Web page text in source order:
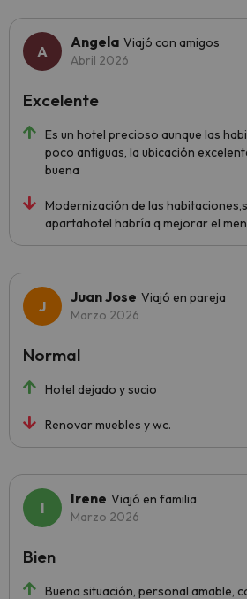
Angela Viajó con amigos
Abril 2026
Es un hotel precioso aunque las
poco antiguas, la ubicación
buena
Modernización de las
apartahotel habría q mejorar el
Excelente
Juan Jose Viajó en pareja
Marzo 2026
Hotel dejado y sucio
Renovar muebles y wc.
Normal
Irene Viajó en familia
Marzo 2026
Buena situación, personal amable,
Bien